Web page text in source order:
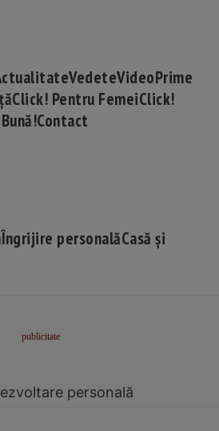
VedeteVideoPrime
Click! Pentru FemeiClick!
Contact
Îngrijire personalăCasă și
personală